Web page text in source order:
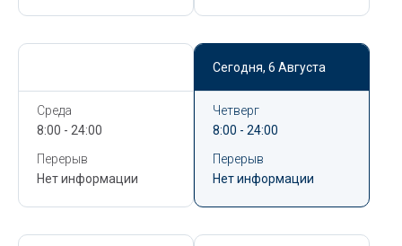
Среда
8:00 - 24:00
Перерыв
Нет информации
Сегодня, 6 Августа
Четверг
8:00 - 24:00
Перерыв
Нет информации